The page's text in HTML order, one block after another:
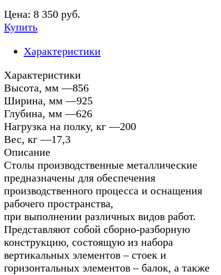
Цена: 8 350 руб.
Купить
Характеристики
Характеристики
Высота, мм —856
Ширина, мм —925
Глубина, мм —626
Нагрузка на полку, кг —200
Вес, кг —17,3
Описание
Столы производственные металлические
предназначены для обеспечения
производственного процесса и оснащения
рабочего пространства,
при выполнении различных видов работ.
Представляют собой сборно-разборную
конструкцию, состоящую из набора
вертикальных элементов – стоек и
горизонтальных элементов – балок, а также